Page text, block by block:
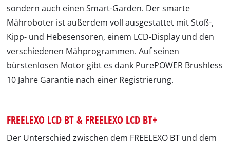
sondern auch einen Smart-Garden. Der smarte
Mähroboter ist außerdem voll ausgestattet mit Stoß-,
Kipp- und Hebesensoren, einem LCD-Display und den
verschiedenen Mähprogrammen. Auf seinen
bürstenlosen Motor gibt es dank PurePOWER Brushless
10 Jahre Garantie nach einer Registrierung.
FREELEXO LCD BT & FREELEXO LCD BT+
Der Unterschied zwischen dem FREELEXO BT und dem